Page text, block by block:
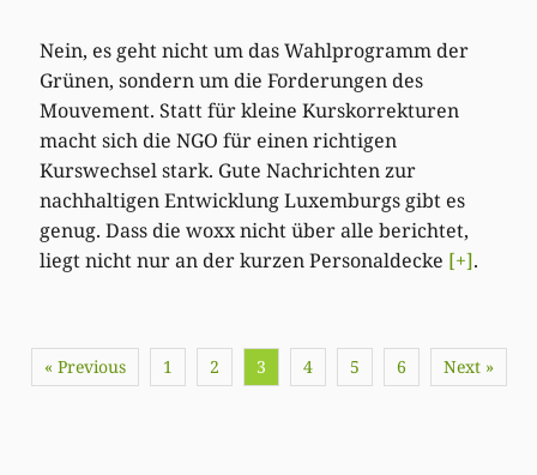
Nein, es geht nicht um das Wahlprogramm der
Grünen, sondern um die Forderungen des
Mouvement. Statt für kleine Kurskorrekturen
macht sich die NGO für einen richtigen
Kurswechsel stark. Gute Nachrichten zur
nachhaltigen Entwicklung Luxemburgs gibt es
genug. Dass die woxx nicht über alle berichtet,
liegt nicht nur an der kurzen Personaldecke [+].
« Previous 1 2 3 4 5 6 Next »